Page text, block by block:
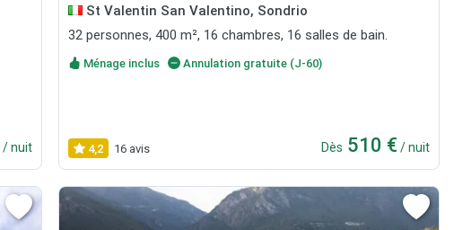
/ nuit
St Valentin San Valentino, Sondrio
32 personnes, 400 m², 16 chambres, 16 salles de bain.
Ménage inclus Annulation gratuite (J-60)
4,2 16 avis Dès 510 € / nuit